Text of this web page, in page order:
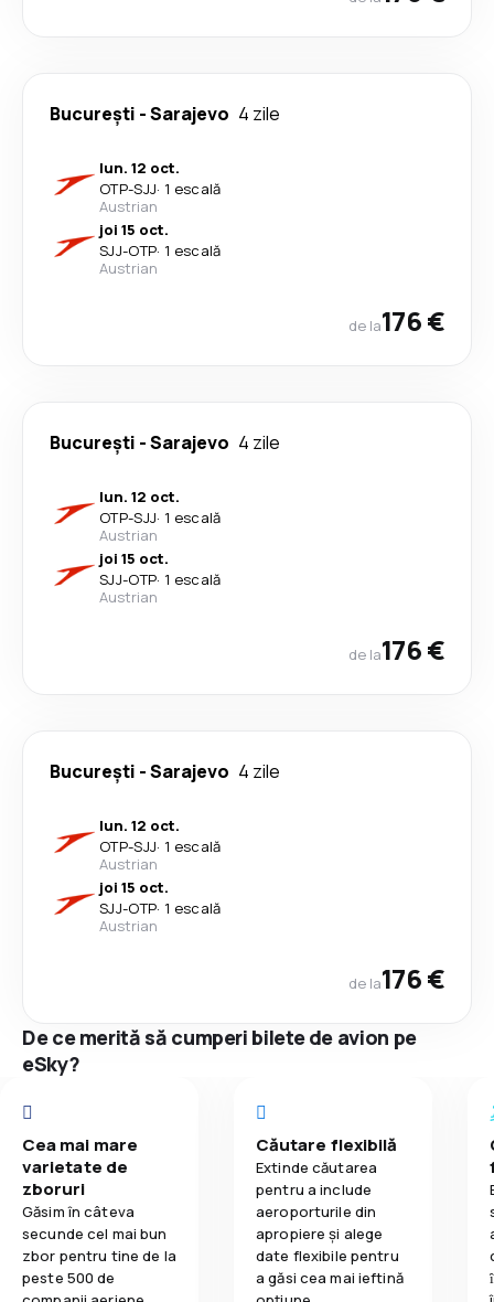
București -Sarajevo 4 zile
lun. 12 oct.
OTP-SJJ· 1 escală
Austrian
joi 15 oct.
SJJ-OTP· 1 escală
Austrian
de la176 €
București -Sarajevo 4 zile
lun. 12 oct.
OTP-SJJ· 1 escală
Austrian
joi 15 oct.
SJJ-OTP· 1 escală
Austrian
de la176 €
București -Sarajevo 4 zile
lun. 12 oct.
OTP-SJJ· 1 escală
Austrian
joi 15 oct.
SJJ-OTP· 1 escală
Austrian
de la176 €
De ce merită să cumperi bilete de avion pe
eSky?
Cea mai mare
varietate de
zboruri
Găsim în câteva
secunde cel mai bun
zbor pentru tine de la
peste 500 de
Căutare flexibilă
Extinde căutarea
pentru a include
aeroporturile din
apropiere și alege
date flexibile pentru
a găsi cea mai ieftină